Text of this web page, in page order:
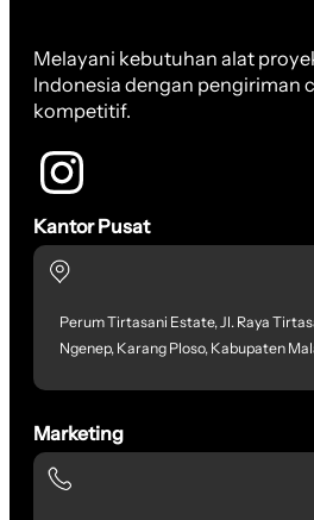
Melayani kebutuhan alat
Indonesia dengan pengiriman
kompetitif.
Kantor Pusat
Perum Tirtasani Estate, Jl. Raya
Ngenep, Karang Ploso, Kabupaten
Marketing